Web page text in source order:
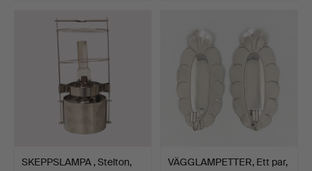
SKEPPSLAMPA , Stelton,
VÄGGLAMPETTER, Ett par,